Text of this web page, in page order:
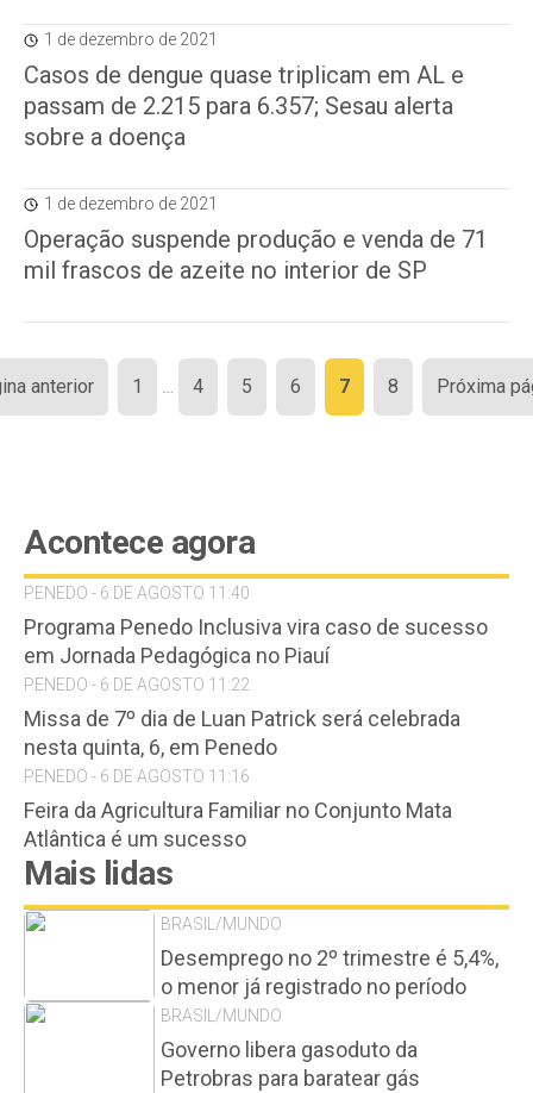
1 de dezembro de 2021
Casos de dengue quase triplicam em AL e
passam de 2.215 para 6.357; Sesau alerta
sobre a doença
1 de dezembro de 2021
Operação suspende produção e venda de 71
mil frascos de azeite no interior de SP
Paginação
de
anterior 1 … 4 5 6 7 8 Próxima
Acontece agora
PENEDO - 6 DE AGOSTO 11:40
Programa Penedo Inclusiva vira caso de sucesso
em Jornada Pedagógica no Piauí
PENEDO - 6 DE AGOSTO 11:22
Missa de 7º dia de Luan Patrick será celebrada
nesta quinta, 6, em Penedo
PENEDO - 6 DE AGOSTO 11:16
Feira da Agricultura Familiar no Conjunto Mata
Atlântica é um sucesso
Mais lidas
BRASIL/MUNDO
Desemprego no 2º trimestre é 5,4%,
o menor já registrado no período
BRASIL/MUNDO
Governo libera gasoduto da
Petrobras para baratear gás